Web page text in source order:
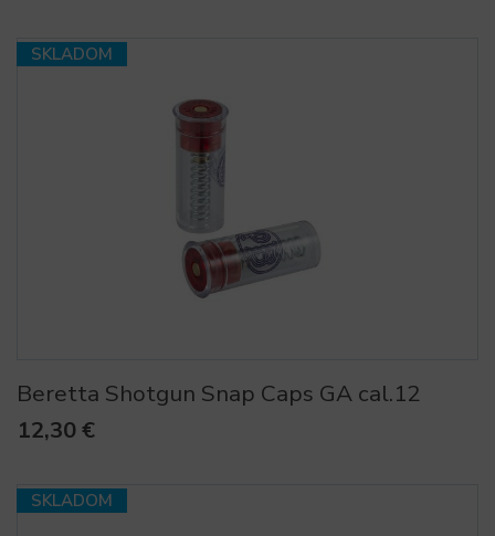
SKLADOM
Beretta Shotgun Snap Caps GA cal.12
12,30 €
SKLADOM